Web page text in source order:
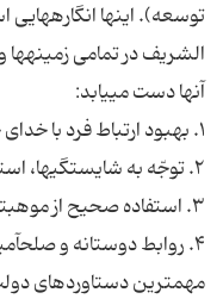
توسعه). اينها
الشريف در تمامى
آنها دست مى‏يابد:
۱. بهبود ارتباط فرد با خداى خود؛
۲. توجّه به شايستگى‏ها، استعدادها و ارزش‏هاى فردى؛
۳. استفاده صحيح از موهبت‏هاى الهى؛
۴. روابط دوستانه و صلح‏آميز با ديگران.
مهم‏ترين دستاوردهاى